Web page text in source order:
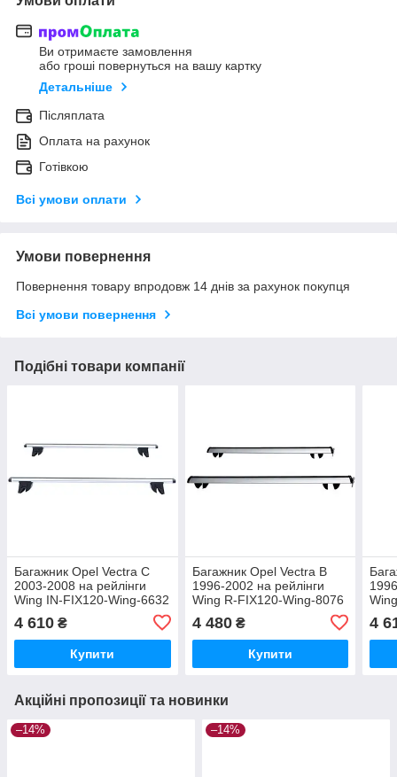
Ви отримаєте замовлення
або гроші повернуться на вашу картку
Детальніше
Післяплата
Оплата на рахунок
Готівкою
Всі умови оплати
Умови повернення
Повернення товару впродовж 14 днів за рахунок покупця
Всі умови повернення
Подібні товари компанії
Багажник Opel Vectra C
2003-2008 на рейлінги
Wing IN-FIX120-Wing-6632
4 610 ₴
Купити
Багажник Opel Vectra B
1996-2002 на рейлінги
Wing R-FIX120-Wing-8076
4 480₴
Купити
4
Акційні пропозиції та новинки
–14% –14%